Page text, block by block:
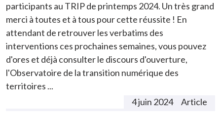
participants au TRIP de printemps 2024. Un très grand
merci à toutes et à tous pour cette réussite ! En
attendant de retrouver les verbatims des
interventions ces prochaines semaines, vous pouvez
d'ores et déjà consulter le discours d'ouverture,
l'Observatoire de la transition numérique des
territoires ...
4 juin 2024
Article